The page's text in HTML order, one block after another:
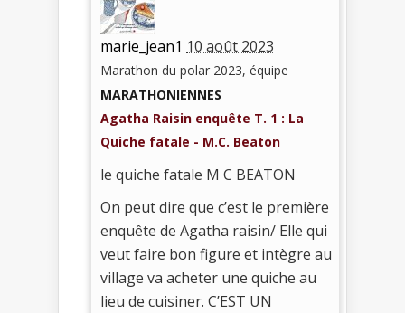
marie_jean1 10 août 2023
Marathon du polar 2023, équipe
MARATHONIENNES
Agatha Raisin enquête T. 1 : La
Quiche fatale - M.C. Beaton
le quiche fatale M C BEATON
On peut dire que c’est le première
enquête de Agatha raisin/ Elle qui
veut faire bon figure et intègre au
village va acheter une quiche au
lieu de cuisiner. C’EST UN